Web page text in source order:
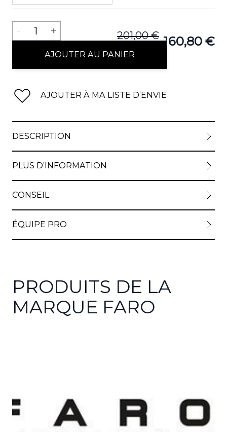
201,00 € 160,80 €
Quantité
- 1 +
AJOUTER AU PANIER
AJOUTER À MA LISTE D’ENVIE
DESCRIPTION
PLUS D’INFORMATION
CONSEIL
ÉQUIPE PRO
PRODUITS DE LA
MARQUE FARO